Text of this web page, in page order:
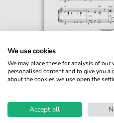
(I Wonder
Love
Sofort
We use cookies
We may place these for analysis of
personalised content and to give you a
about the cookies we use open the
Accept all